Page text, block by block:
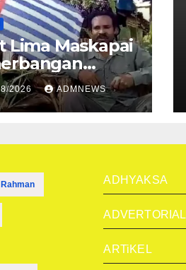
Lima Maskapai
Ditembak
OPM
2026 ADMNEWS
ADHYAKSA
ADVERTORIAL
ARTiKEL